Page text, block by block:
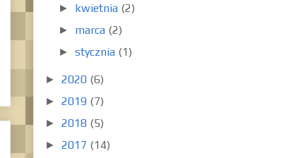
► kwietnia (2)
► marca (2)
►stycznia (1)
► 2020 (6)
► 2019 (7)
► 2018 (5)
► 2017 (14)